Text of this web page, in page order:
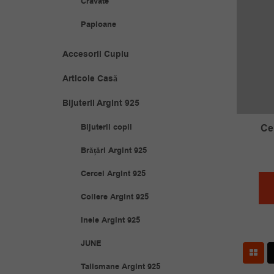
Papioane
Accesorii Cuplu
Articole Casă
Bijuterii Argint 925
Bijuterii copii
Brățări Argint 925
Cercei Argint 925
Coliere Argint 925
Inele Argint 925
JUNE
Talismane Argint 925